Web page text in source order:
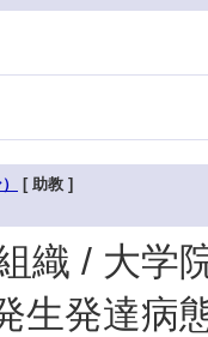
[ 助教 ]
織 / 大学
生発達病